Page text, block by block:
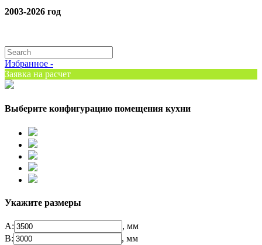
2003-2026 год
Избранное -
Заявка на расчет
Выберите конфигурацию помещения кухни
Укажите размеры
А:
, мм
B:
, мм